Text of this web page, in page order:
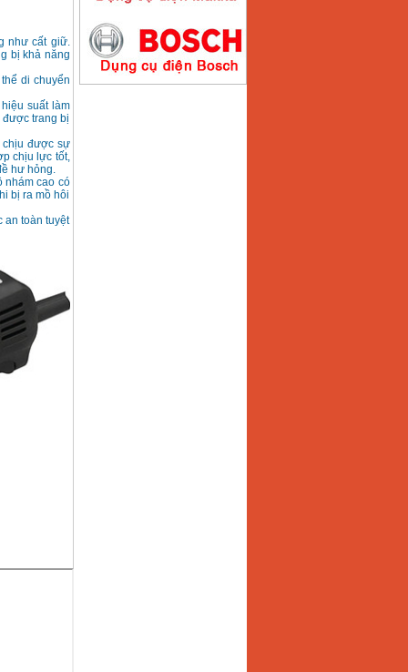
như cất giữ.
bị khả năng
di chuyển
suất làm
được trang bị
chịu được sự
chịu lực tốt,
hư hỏng.
nhám cao có
bị ra mồ hôi
an toàn tuyệt
Máy hàn que điện tử
Hồng ký HK200E
4100000 VND